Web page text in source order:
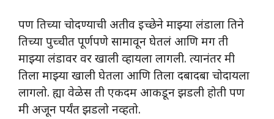
पण तिच्या चोदण्याची अतीव इच्छेने माझ्या लंडाला तिने
तिच्या पुच्चीत पूर्णपणे सामावून घेतलं आणि मग ती
माझ्या लंडावर वर खाली व्हायला लागली. त्यानंतर मी
तिला माझ्या खाली घेतला आणि तिला दबादबा चोदायला
लागलो. ह्या वेळेस ती एकदम आकडून झडली होती पण
मी अजून पर्यंत झडलो नव्हतो.